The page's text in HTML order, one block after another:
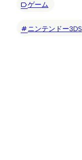
ゲーム
ニンテンドー3DS